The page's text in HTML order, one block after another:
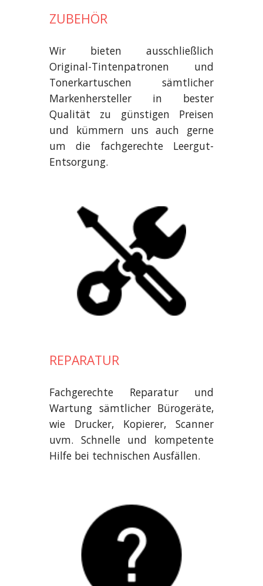
ZUBEHÖR
Wir bieten ausschließlich
Original-Tintenpatronen und
Tonerkartuschen sämtlicher
Markenhersteller in bester
Qualität zu günstigen Preisen
und kümmern uns auch gerne
um die fachgerechte Leergut-
Entsorgung.
REPARATUR
Fachgerechte Reparatur und
Wartung sämtlicher Bürogeräte,
wie Drucker, Kopierer, Scanner
uvm. Schnelle und kompetente
Hilfe bei technischen Ausfällen.